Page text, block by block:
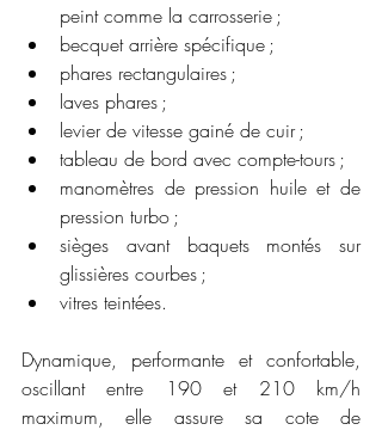
peint comme la carrosserie ;
becquet arrière spécifique ;
phares rectangulaires ;
laves phares ;
levier de vitesse gainé de cuir ;
tableau de bord avec compte-tours ;
manomètres de pression huile et de
pression turbo ;
sièges avant baquets montés sur
glissières courbes ;
vitres teintées.
Dynamique, performante et confortable,
oscillant entre 190 et 210 km/h
maximum, elle assure sa cote de